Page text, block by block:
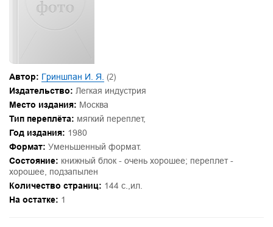
Автор: Гриншпан И. Я. (2)
Издательство: Легкая индустрия
Место издания: Москва
Тип переплёта: мягкий переплет,
Год издания: 1980
Формат: Уменьшенный формат.
Состояние: книжный блок - очень хорошее; переплет -
хорошее, подзапылен
Количество страниц: 144 с.,ил.
На остатке: 1